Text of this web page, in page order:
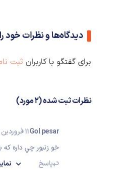
دیدگاه‌ها و نظرات خود
برای گفتگو با کاربران ثبت
نظرات ثبت شده (2 مورد)
Gol pesar11 فروردین 1398
خو زنبور چي داره
پاسخ